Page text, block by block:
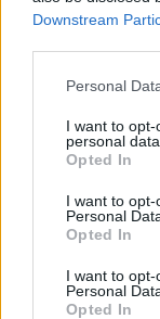
Downstream
Personal
I want to
personal data.
Opted In
I want to
Personal
Opted In
I want to
Personal
Opted In